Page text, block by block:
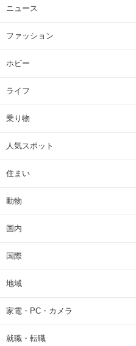
ニュース
ファッション
ホビー
ライフ
乗り物
人気スポット
住まい
動物
国内
国際
地域
家電・PC・カメラ
就職・転職